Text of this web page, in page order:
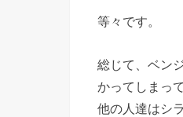
等々です。
総じて、ベン
かってしまっ
他の人達はシ